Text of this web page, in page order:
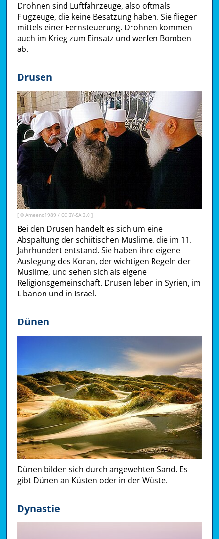
Drohnen sind Luftfahrzeuge, also oftmals
Flugzeuge, die keine Besatzung haben. Sie fliegen
mittels einer Fernsteuerung. Drohnen kommen
auch im Krieg zum Einsatz und werfen Bomben
ab.
Drusen
[ © Ameeno1989 / CC BY-SA 3.0 ]
Bei den Drusen handelt es sich um eine
Abspaltung der schiitischen Muslime, die im 11.
Jahrhundert entstand. Sie haben ihre eigene
Auslegung des Koran, der wichtigen Regeln der
Muslime, und sehen sich als eigene
Religionsgemeinschaft. Drusen leben in Syrien, im
Libanon und in Israel.
Dünen
Dünen bilden sich durch angewehten Sand. Es
gibt Dünen an Küsten oder in der Wüste.
Dynastie